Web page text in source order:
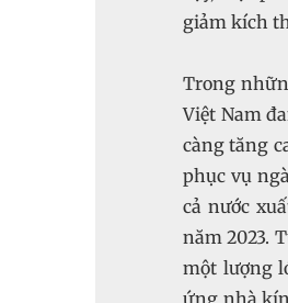
giảm kích
Trong
Việt Nam
càng tăng
phục vụ
cả nước
năm 2023.
một lượng
ứng nhà